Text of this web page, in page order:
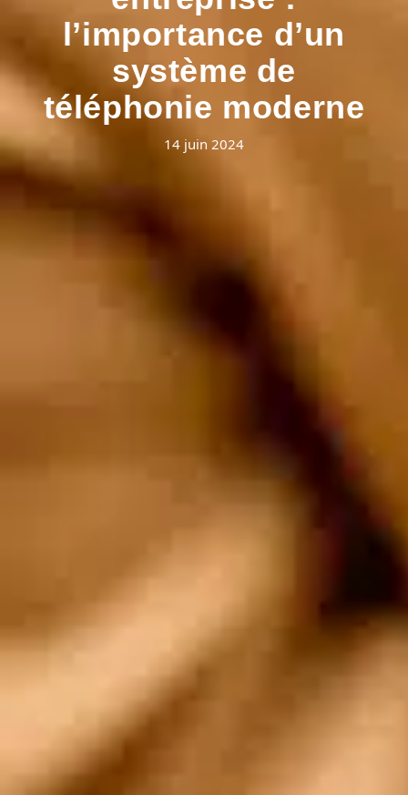
l’importance d’un
système de
téléphonie moderne
14 juin 2024